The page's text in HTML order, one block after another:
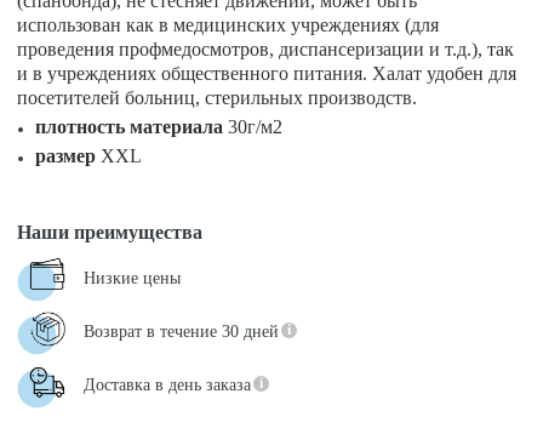
использован как в медицинских учреждениях (для
проведения профмедосмотров, диспансеризации и т.д.), так
и в учреждениях общественного питания. Халат удобен для
посетителей больниц, стерильных производств.
плотность материала 30г/м2
размер XXL
Наши преимущества
Низкие цены
Возврат в течение 30 дней
Доставка в день заказа